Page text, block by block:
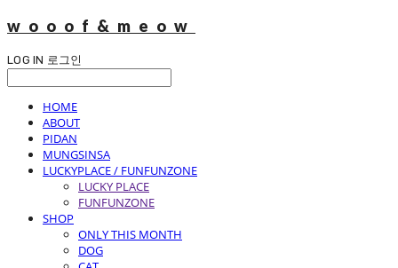
wooof&meow
LOG IN 로그인
HOME
ABOUT
PIDAN
MUNGSINSA
LUCKYPLACE / FUNFUNZONE
LUCKY PLACE
FUNFUNZONE
SHOP
ONLY THIS MONTH
DOG